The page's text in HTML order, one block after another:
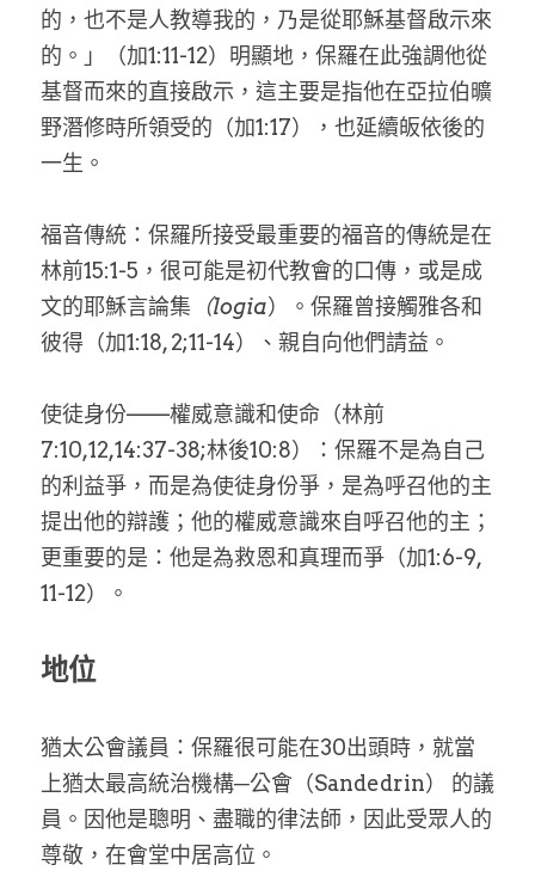
的，也不是人教導我的，乃是從耶穌基督啟示來
的。」（加1:11-12）明顯地，保羅在此強調他從
基督而來的直接啟示，這主要是指他在亞拉伯曠
野潛修時所領受的（加1:17），也延續皈依後的
一生。
福音傳統：保羅所接受最重要的福音的傳統是在
林前15:1-5，很可能是初代教會的口傳，或是成
文的耶穌言論集 （logia）。保羅曾接觸雅各和
彼得（加1:18, 2;11-14）、親自向他們請益。
使徒身份­——權威意識和使命（林前
7:10,12,14:37-38;林後10:8）：保羅不是為自己
的利益爭，而是為使徒身份爭，是為呼召他的主
提出他的辯護；他的權威意識來自呼召他的主；
更重要的是：他是為救恩和真理而爭（加1:6-9,
11-12）。
地位
猶太公會議員：保羅很可能在30出頭時，就當
上猶太最高統治機構─公會（Sandedrin） 的議
員。因他是聰明、盡職的律法師，因此受眾人的
尊敬，在會堂中居高位。